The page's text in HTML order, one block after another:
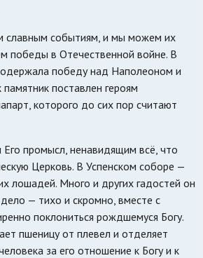
славным событиям, и мы можем их
победы в Отечественной войне. В
победу над Наполеоном и
поставлен героям
которого до сих пор считают
промысл, ненавидящим всё, что
Церковь. В Успенском соборе —
лошадей. Много и других гадостей он
— тихо и скромно, вместе с
поклониться рождшемуся Богу.
пшеницу от плевел и отделяет
за его отношение к Богу и к